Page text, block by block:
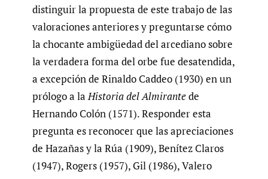
distinguir la propuesta de este trabajo de las
valoraciones anteriores y preguntarse cómo
la chocante ambigüedad del arcediano sobre
la verdadera forma del orbe fue desatendida,
a excepción de Rinaldo Caddeo (1930) en un
prólogo a laHistoria del Almirantede
Hernando Colón (1571). Responder esta
pregunta es reconocer que las apreciaciones
de Hazañas y la Rúa (1909), Benítez Claros
(1947), Rogers (1957), Gil (1986), Valero